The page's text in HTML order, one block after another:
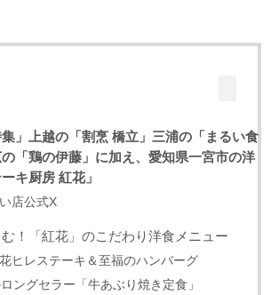
集」上越の「割烹 橋立」三浦の「まるい食
「鶏の伊藤」に加え、愛知県一宮市の洋
キ厨房 紅花」
店公式X
！「紅花」のこだわり洋食メニュー
ヒレステーキ＆至福のハンバーグ
ングセラー「牛あぶり焼き定食」